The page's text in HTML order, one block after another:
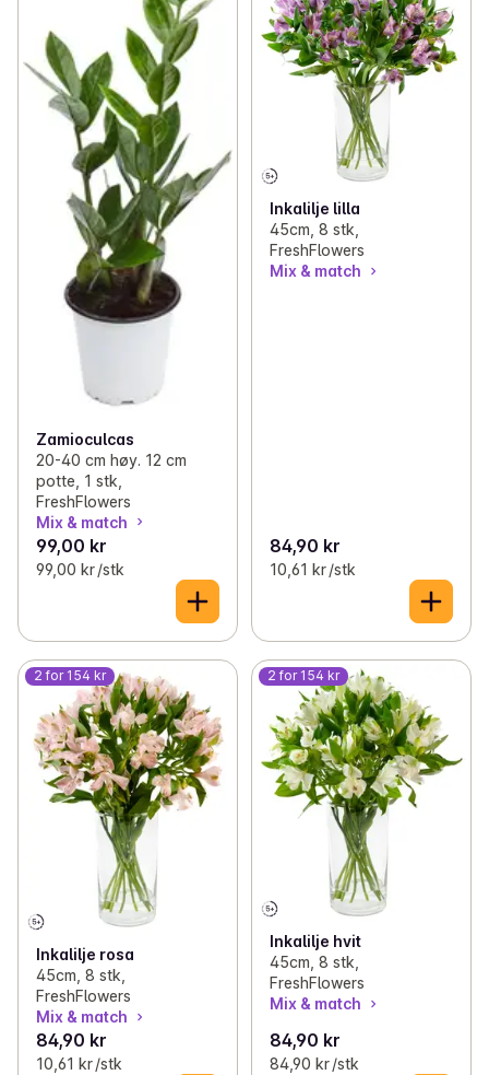
Zamioculcas
20-40 cm høy. 12 cm
potte, 1 stk,
FreshFlowers
Mix & match
99,00 kr
99,00 kr /stk
Inkalilje lilla
45cm, 8 stk,
FreshFlowers
Mix & match
84,90 kr
10,61 kr /stk
2 for 154 kr
Inkalilje rosa
45cm, 8 stk,
FreshFlowers
Mix & match
84,90 kr
10,61 kr /stk
2 for 154 kr
Inkalilje hvit
45cm, 8 stk,
FreshFlowers
Mix & match
84,90 kr
84,90 kr /stk